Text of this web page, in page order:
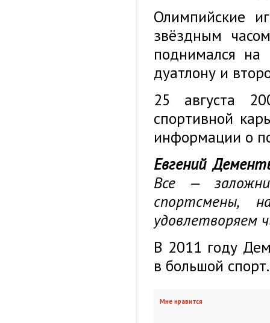
Олимпийские
звёздным
поднимался на
дуатлону и
25 августа
спортивной
информации о
Евгений
Все —
спортсмены,
удовлетворяем
В 2011 году
в большой спорт.
Мне нравится